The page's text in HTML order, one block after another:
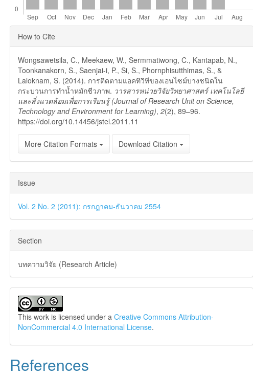
Article
Details
How to Cite
Wongsawetsila, C., Meekaew, W., Sermmatiwong, C., Kantapab, N.,
Toonkanakorn, S., Saenjai-i, P., Si, S., Phornphisutthimas, S., &
Laloknam, S. (2014). การติดตามแอคทิวิทีของเอนไซม์บางชนิดใน
กระบวนการทำน้ำหมักชีวภาพ. วารสารหน่วยวิจัยวิทยาศาสตร์ เทคโนโลยี
และสิ่งแวดล้อมเพื่อการเรียนรู้ (Journal of Research Unit on Science,
Technology and Environment for Learning),2(2), 89–96.
https://doi.org/10.14456/jstel.2011.11
More Citation Formats Download Citation
Issue
Vol. 2 No. 2 (2011): กรกฎาคม-ธันวาคม 2554
Section
บทความวิจัย (Research Article)
This work is licensed under aCreative Commons Attribution-
NonCommercial 4.0 International License.
References